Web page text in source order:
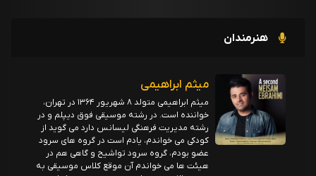
هنرمندان
میثم ابراهیمی
میثم ابراهیمی متولد ۸ شهریور ۱۳۶۴ در تهران،
خواننده است. در رشته موسیقی فوق دیپلم و در
رشته مدیریت فرهنگی لیسانس دارد می گوید از
کودکی می خواندم، یادم است در گروه های سرود
عضو بودم، گروه سرود تواشیح و گاهی هم در
هیئت ها می خواندم آن موقع کلاس موسیقی به